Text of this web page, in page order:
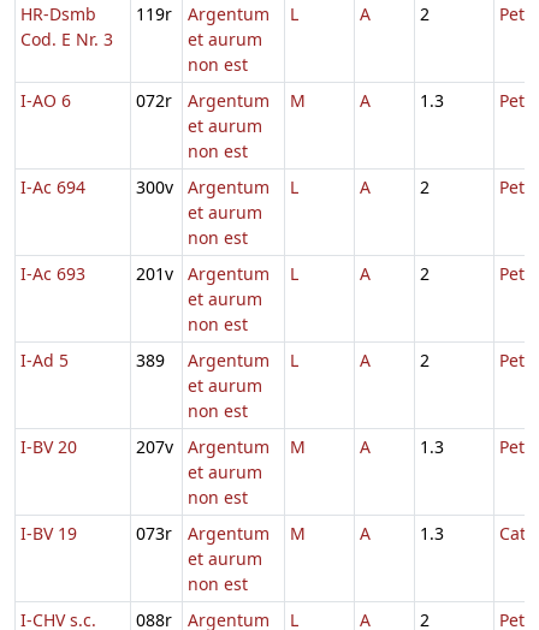
HR-Dsmb
Cod. E Nr. 3
119r
Argentum
et aurum
non est
L A 2
I-AO 6 072r
Argentum
et aurum
non est
M A 1.3 Petri
I-Ac 694 300v
Argentum
et aurum
non est
L A 2
I-Ac 693 201v
Argentum
et aurum
non est
L A 2
I-Ad 5 389
Argentum
et aurum
non est
L A 2
I-BV 20 207v
Argentum
et aurum
non est
M A 1.3 Petri
I-BV 19 073r
Argentum
et aurum
non est
M A 1.3
I-CHV s.c. 088r Argentum L A 2 Petri